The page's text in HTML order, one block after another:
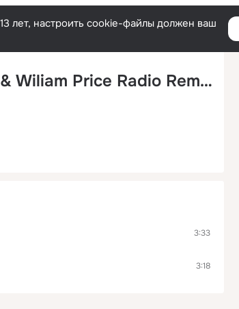
лет, настроить cookie-файлы должен ваш
Бигуди (Fred Flaming & Wiliam Price Radio Remix)
3:33
3:18